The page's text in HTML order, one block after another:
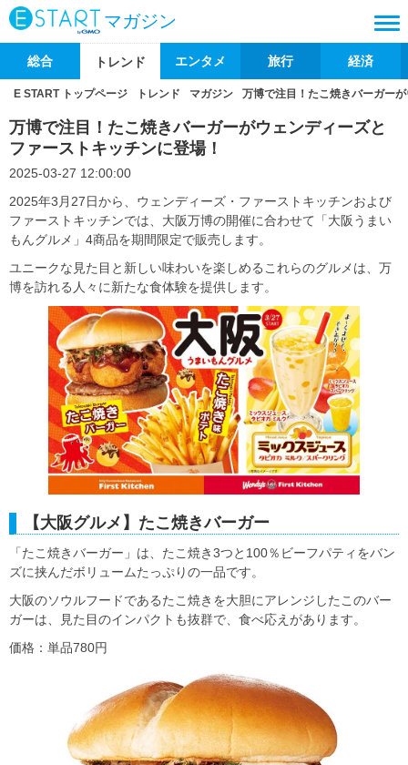
マガジン
総合 トレンド エンタメ 旅行 経済
E START トップページ トレンド マガジン 万博で注目！たこ焼きバーガー
万博で注目！たこ焼きバーガーがウェンディーズと
ファーストキッチンに登場！
2025-03-27 12:00:00
2025年3月27日から、ウェンディーズ・ファーストキッチンおよび
ファーストキッチンでは、大阪万博の開催に合わせて「大阪うまい
もんグルメ」4商品を期間限定で販売します。
ユニークな見た目と新しい味わいを楽しめるこれらのグルメは、万
博を訪れる人々に新たな食体験を提供します。
【大阪グルメ】たこ焼きバーガー
「たこ焼きバーガー」は、たこ焼き3つと100％ビーフパティをバン
ズに挟んだボリュームたっぷりの一品です。
大阪のソウルフードであるたこ焼きを大胆にアレンジしたこのバー
ガーは、見た目のインパクトも抜群で、食べ応えがあります。
価格：単品780円